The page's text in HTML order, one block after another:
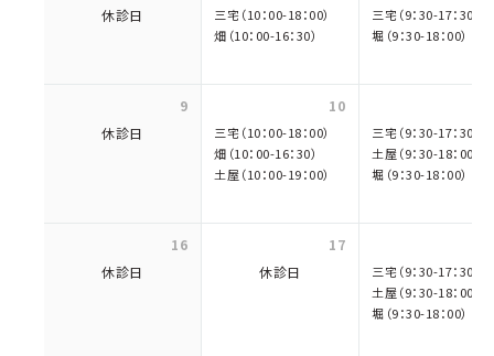
休診日
三宅（10：00-18：00）
畑（10：00-16：30）
三宅（9：30-17：30）
堀（9：30-18：00）
9
休診日
10
三宅（10：00-18：00）
畑（10：00-16：30）
土屋（10：00-19：00）
三宅（9：30-17：30）
土屋（9：30-18：00）
堀（9：30-18：00）
16
休診日
17
休診日
三宅（9：30-17：30）
土屋（9：30-18：00）
堀（9：30-18：00）